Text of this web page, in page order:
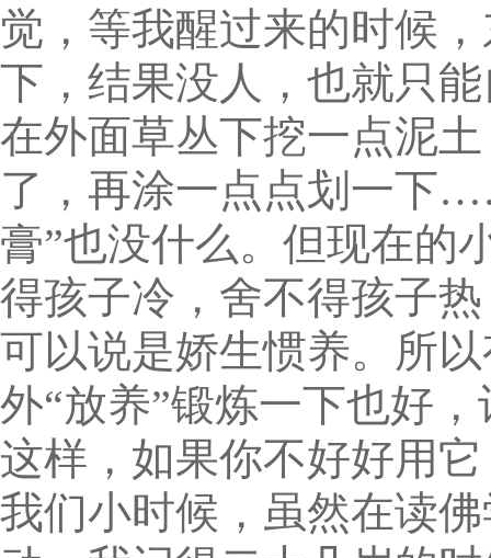
觉，等我醒过来的时候
下，结果没人，也就只
在外面草丛下挖一点泥
了，再涂一点点划一下
膏”也没什么。但现在的
得孩子冷，舍不得孩子
可以说是娇生惯养。所
外“放养”锻炼一下也好
这样，如果你不好好用
我们小时候，虽然在读